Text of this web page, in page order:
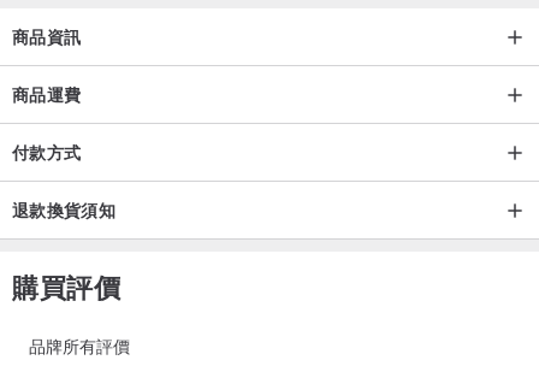
商品資訊
商品運費
付款方式
退款換貨須知
購買評價
品牌所有評價